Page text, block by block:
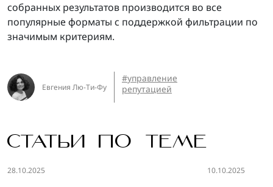
собранных результатов производится во все
популярные форматы с поддержкой фильтрации по
значимым критериям.
Евгения Лю-Ти-Фу
управление
репутацией
СТАТЬИ ПО ТЕМЕ
28.10.2025 10.10.2025